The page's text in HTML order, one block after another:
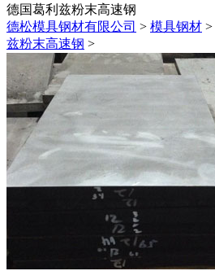
德国葛利兹粉末高速钢
德松模具钢材有限公司 > 模具钢材 >
兹粉末高速钢 >